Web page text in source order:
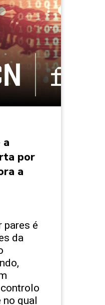
a
por
a
pares é
da
no qual